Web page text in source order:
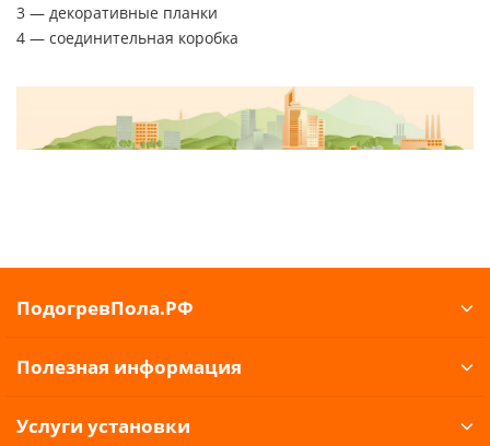
3 — декоративные планки
4 — соединительная коробка
ПодогревПола.РФ
Полезная информация
Услуги установки